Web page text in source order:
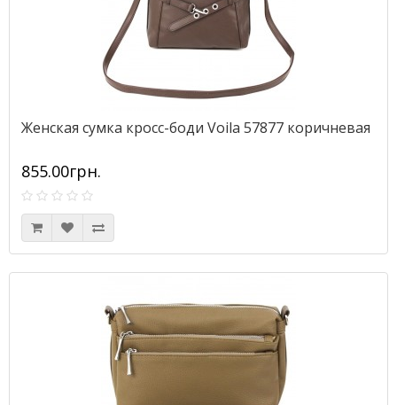
Женская сумка кросс-боди Voila 57877 коричневая
855.00грн.